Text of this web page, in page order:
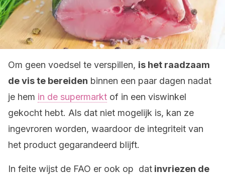
Om geen voedsel te verspillen, is het raadzaam
de vis te bereiden binnen een paar dagen nadat
je hem in de supermarkt of in een viswinkel
gekocht hebt. Als dat niet mogelijk is, kan ze
ingevroren worden, waardoor de integriteit van
het product gegarandeerd blijft.
In feite wijst de FAO er ook op dat invriezen de